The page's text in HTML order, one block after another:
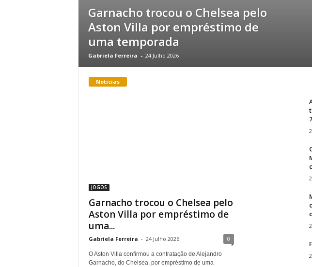
Garnacho trocou o Chelsea pelo
Aston Villa por empréstimo de
uma temporada
Gabriela Ferreira - 24 Julho 2026
Noticias
JOGOS
Garnacho trocou o Chelsea pelo
Aston Villa por empréstimo de
uma...
Gabriela Ferreira - 24 Julho 2026 0
O Aston Villa confirmou a contratação de Alejandro
Garnacho, do Chelsea, por empréstimo de uma